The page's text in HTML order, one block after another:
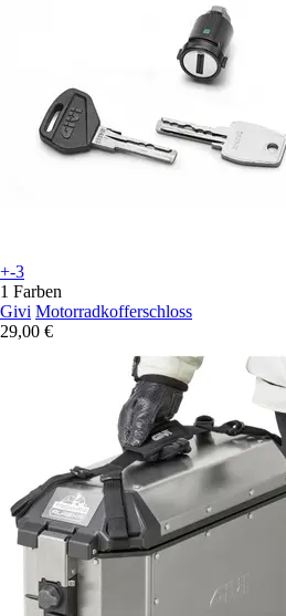
+-3
1 Farben
Givi Motorradkofferschloss
29,00 €